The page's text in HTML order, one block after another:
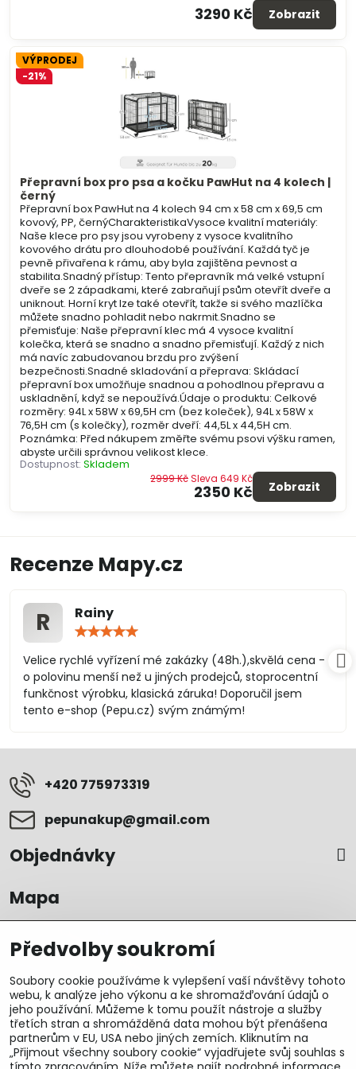
3290 Kč Zobrazit
Přepravní box pro psa a kočku PawHut na 4 kolech |
černý
VÝPRODEJ
-21%
Přepravní box PawHut na 4 kolech 94 cm x 58 cm x 69,5 cm
kovový, PP, černýCharakteristikaVysoce kvalitní materiály:
Naše klece pro psy jsou vyrobeny z vysoce kvalitního
kovového drátu pro dlouhodobé používání. Každá tyč je
pevně přivařena k rámu, aby byla zajištěna pevnost a
stabilita.Snadný přístup: Tento přepravník má velké vstupní
dveře se 2 západkami, které zabraňují psům otevřít dveře a
uniknout. Horní kryt lze také otevřít, takže si svého mazlíčka
můžete snadno pohladit nebo nakrmit.Snadno se
přemisťuje: Naše přepravní klec má 4 vysoce kvalitní
kolečka, která se snadno a snadno přemisťují. Každý z nich
má navíc zabudovanou brzdu pro zvýšení
bezpečnosti.Snadné skladování a přeprava: Skládací
přepravní box umožňuje snadnou a pohodlnou přepravu a
uskladnění, když se nepoužívá.Údaje o produktu: Celkové
rozměry: 94L x 58W x 69,5H cm (bez koleček), 94L x 58W x
76,5H cm (s kolečky), rozměr dveří: 44,5L x 44,5H cm.
Poznámka: Před nákupem změřte svému psovi výšku ramen,
abyste určili správnou velikost klece.
Dostupnost: Skladem
2350 Kč
2999 KčSleva 649 Kč
Zobrazit
Recenze Mapy.cz
R Rainy
/
5
Velice rychlé vyřízení mé zakázky (48h.),skvělá cena -
o polovinu menší než u jiných prodejců, stoprocentní
funkčnost výrobku, klasická záruka! Doporučil jsem
tento e-shop (Pepu.cz) svým známým!
+420 775973319
pepunakup​@gmail​.com
Objednávky
Mapa
Předvolby soukromí
Soubory cookie používáme k vylepšení vaší návštěvy tohoto
webu, k analýze jeho výkonu a ke shromažďování údajů o
jeho používání. Můžeme k tomu použít nástroje a služby
třetích stran a shromážděná data mohou být přenášena
partnerům v EU, USA nebo jiných zemích. Kliknutím na
„Přijmout všechny soubory cookie“ vyjadřujete svůj souhlas s